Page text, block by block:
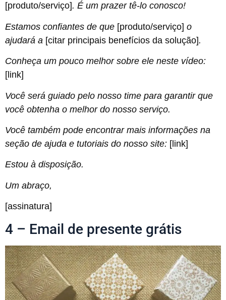
[produto/serviço]. É um prazer tê-lo conosco!
Estamos confiantes de que [produto/serviço] o
ajudará a [citar principais benefícios da solução].
Conheça um pouco melhor sobre ele neste vídeo:
[link]
Você será guiado pelo nosso time para garantir que
você obtenha o melhor do nosso serviço.
Você também pode encontrar mais informações na
seção de ajuda e tutoriais do nosso site: [link]
Estou à disposição.
Um abraço,
[assinatura]
4 – Email de presente grátis